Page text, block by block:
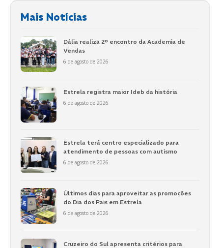
Mais Notícias
Dália realiza 2º encontro da Academia de
Vendas
6 de agosto de 2026
Estrela registra maior Ideb da história
6 de agosto de 2026
Estrela terá centro especializado para
atendimento de pessoas com autismo
6 de agosto de 2026
Últimos dias para aproveitar as promoções
do Dia dos Pais em Estrela
6 de agosto de 2026
Cruzeiro do Sul apresenta critérios para